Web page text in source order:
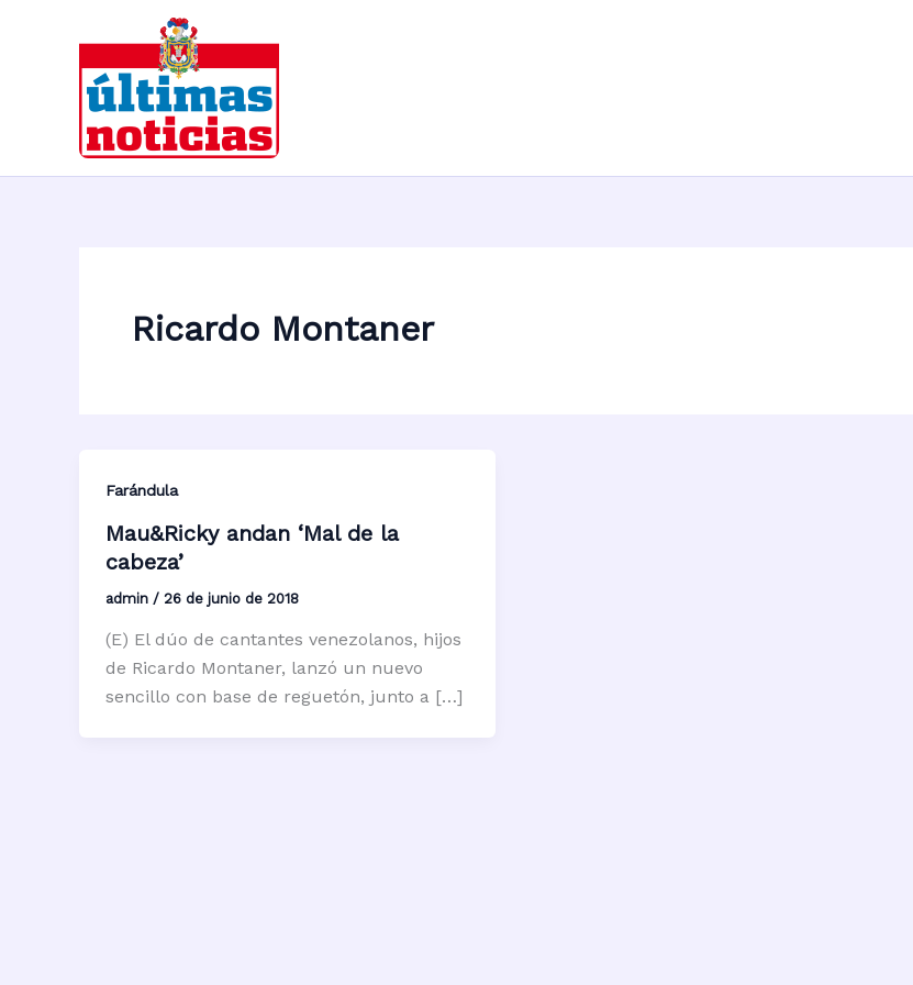
contenido
Ricardo Montaner
Farándula
Mau&Ricky andan ‘Mal de la
cabeza’
admin / 26 de junio de 2018
(E) El dúo de cantantes venezolanos, hijos
de Ricardo Montaner, lanzó un nuevo
sencillo con base de reguetón, junto a […]